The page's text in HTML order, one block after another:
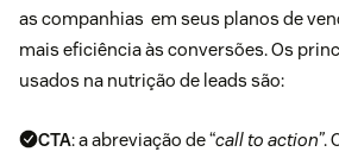
as companhias em seus planos de
mais eficiência às conversões. Os
usados na nutrição de leads são:
CTA: a abreviação de “call to action”.